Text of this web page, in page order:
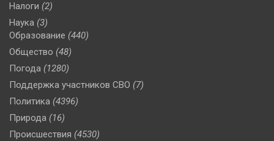
Налоги (2)
Наука (3)
Образование (440)
Общество (48)
Погода (1280)
Поддержка участников СВО (7)
Политика (4396)
Природа (16)
Происшествия (4530)